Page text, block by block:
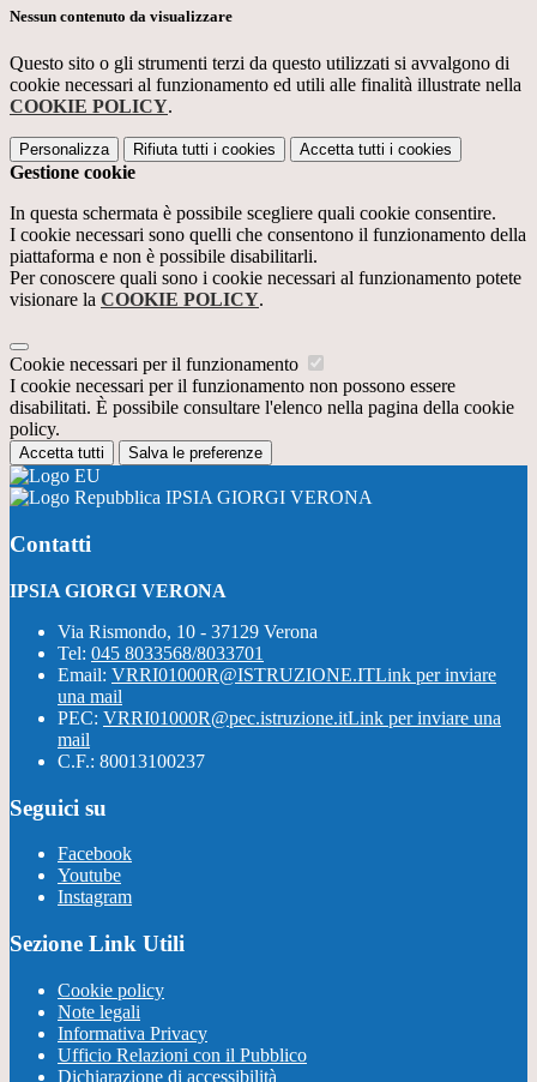
Nessun contenuto da visualizzare
Questo sito o gli strumenti terzi da questo utilizzati si avvalgono di
cookie necessari al funzionamento ed utili alle finalità illustrate nella
COOKIE POLICY.
Personalizza Rifiuta tutti i cookies Accetta tutti i cookies
Gestione cookie
In questa schermata è possibile scegliere quali cookie consentire.
I cookie necessari sono quelli che consentono il funzionamento della
piattaforma e non è possibile disabilitarli.
Per conoscere quali sono i cookie necessari al funzionamento potete
visionare la COOKIE POLICY.
Cookie necessari per il funzionamento
I cookie necessari per il funzionamento non possono essere
disabilitati. È possibile consultare l'elenco nella pagina della cookie
policy.
Accetta tutti Salva le preferenze
IPSIA GIORGI VERONA
Contatti
IPSIA GIORGI VERONA
Via Rismondo, 10 - 37129 Verona
Tel: 045 8033568/8033701
Email: VRRI01000R@ISTRUZIONE.ITLink per inviare
una mail
PEC: VRRI01000R@pec.istruzione.itLink per inviare una
mail
C.F.: 80013100237
Seguici su
Facebook
Youtube
Instagram
Sezione Link Utili
Cookie policy
Note legali
Informativa Privacy
Ufficio Relazioni con il Pubblico
Dichiarazione di accessibilità